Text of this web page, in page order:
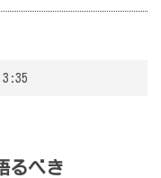
るべき